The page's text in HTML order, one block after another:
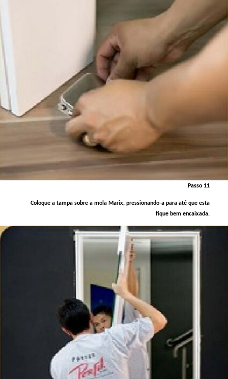
Passo 11
Coloque a tampa sobre a mola Marix, pressionando-a para até que esta
fique bem encaixada.